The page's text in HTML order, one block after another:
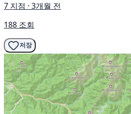
7 지점 · 3개월 전
188 조회
저장